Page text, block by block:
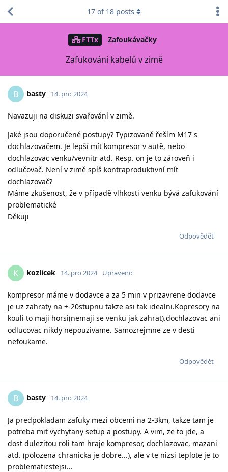
FTTx Zafoukávačky
Zafukování kabelů v zimě
17 of 18 posts
B basty 14. pro 2024
Navazuji na diskuzi svařování v zimě.
Jaké jsou doporučené postupy? Typizovaně řeším M17 s
dochlazovačem. Je lepší mít kompresor v autě, nebo
dochlazovac venku/vevnitr atd. Resp. on je to zároveň i
odlučovač. Není v zimě spíš kontraproduktivní mít
dochlazovač?
Máme zkušenost, že v případě vlhkosti venku bývá zafukování
problematické
Děkuji
Odpovědět
K kozlicek 14. pro 2024 Upraveno
kompresor máme v dodavce a za 5 min v prizavrene dodavce
je uz zahraty na +-20stupnu takze asi tak idealni.Kopresory na
kouli to maji horsi(nemaji se venku jak zahrat).dochlazovac ani
odlucovac nikdy nepouzivame. Samozrejmne ze v desti
nefoukame.
Odpovědět
B basty 14. pro 2024
Ja predpokladam zafuky mezi obcemi na 2-3km, takze tam je
potreba mit vychytany setup a postupy. A vim, ze to jde, a
dost dulezitou roli tam hraje kompresor, dochlazovac, mazani
atd. (polozena chranicka je dobre...), ale v te nizsi teplote je to
problematicstejsi...